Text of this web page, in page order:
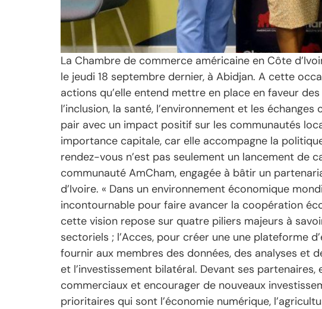
La Chambre de commerce américaine en Côte
le jeudi 18 septembre dernier, à Abidjan. A cette
actions qu’elle entend mettre en place en faveur
l’inclusion, la santé, l’environnement et les
pair avec un impact positif sur les communautés
importance capitale, car elle accompagne la
rendez-vous n’est pas seulement un lancement de
communauté AmCham, engagée à bâtir un
d’Ivoire. « Dans un environnement économique
incontournable pour faire avancer la coopération
cette vision repose sur quatre piliers majeurs à
sectoriels ; l’Acces, pour créer une une plateforme
fournir aux membres des données, des analyses et
et l’investissement bilatéral. Devant ses
commerciaux et encourager de nouveaux
prioritaires qui sont l’économie numérique,